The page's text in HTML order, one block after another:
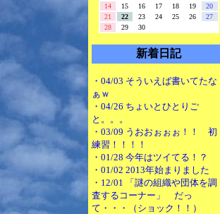
14
15 16 17 18 19
20
21
22 23 24 25 26
27
28
29 30
新着日記
・04/03 そういえば書いてたな
ぁｗ
・04/26 ちょいとひとりご
と。。。
・03/09 うおおぉぉぉ！！ 初
練習！！！！
・01/28 今年はツイてる！？
・01/02 2013年始まりました
・12/01 「謎の組織や団体を調
査するコーナー」 だっ
て・・・（ショック！！）